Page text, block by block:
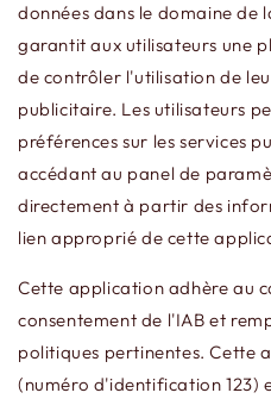
données dans le domaine de
garantit aux utilisateurs une
de contrôler l'utilisation de
publicitaire. Les utilisateurs
préférences sur les services
accédant au panel de
directement à partir des
lien approprié de cette
Cette application adhère au
consentement de l'IAB et
politiques pertinentes. Cette
(numéro d'identification 123)